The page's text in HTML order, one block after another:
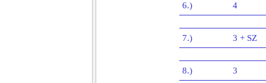
6.) 4
7.) 3 + SZ
8.) 3